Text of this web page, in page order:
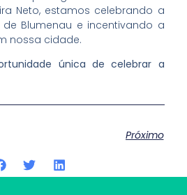
Neto, estamos celebrando a
Blumenau e incentivando a
nossa cidade.
única de celebrar a
Próximo